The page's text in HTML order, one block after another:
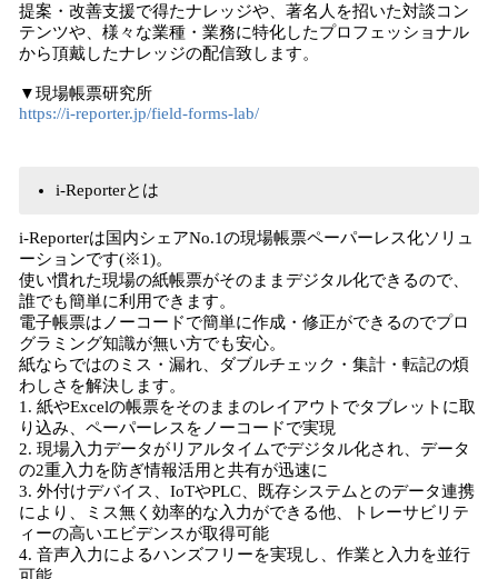
提案・改善支援で得たナレッジや、著名人を招いた対談コン
テンツや、様々な業種・業務に特化したプロフェッショナル
から頂戴したナレッジの配信致します。
▼現場帳票研究所
https://i-reporter.jp/field-forms-lab/
i-Reporterとは
i-Reporterは国内シェアNo.1の現場帳票ペーパーレス化ソリュ
ーションです(※1)。
使い慣れた現場の紙帳票がそのままデジタル化できるので、
誰でも簡単に利⽤できます。
電⼦帳票はノーコードで簡単に作成・修正ができるのでプロ
グラミング知識が無い⽅でも安⼼。
紙ならではのミス・漏れ、ダブルチェック・集計・転記の煩
わしさを解決します。
1. 紙やExcelの帳票をそのままのレイアウトでタブレットに取
り込み、ペーパーレスをノーコードで実現
2. 現場⼊⼒データがリアルタイムでデジタル化され、データ
の2重⼊⼒を防ぎ情報活⽤と共有が迅速に
3. 外付けデバイス、IoTやPLC、既存システムとのデータ連携
により、ミス無く効率的な⼊⼒ができる他、トレーサビリテ
ィーの⾼いエビデンスが取得可能
4. ⾳声⼊⼒によるハンズフリーを実現し、作業と⼊⼒を並⾏